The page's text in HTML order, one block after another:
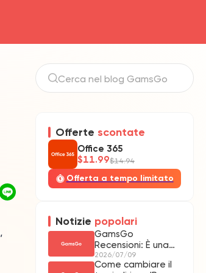
,
Offerte scontate
Office 365
$11.99$14.94
Offerta a tempo limitato
Notizie popolari
GamsGo
Recensioni: È una
Piattaforma
Affidabile?
2026/07/09
Come cambiare il